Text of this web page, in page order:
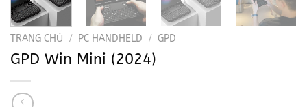
TRANG CHỦ / PC HANDHELD / GPD
GPD Win Mini (2024)